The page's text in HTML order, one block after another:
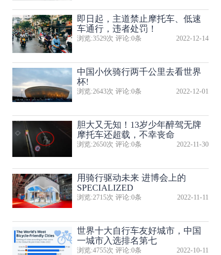
即日起，主道禁止摩托车、低速
车通行，违者处罚！
浏览:3529次 评论:0条 2022-12-14
中国小伙骑行两千公里去看世界
杯!
浏览:2643次 评论:0条 2022-12-01
胆大又无知！13岁少年醉驾无牌
摩托车还超载，不幸丧命
浏览:2650次 评论:0条 2022-11-30
用骑行驱动未来 进博会上的
SPECIALIZED
浏览:2715次 评论:0条 2022-11-11
世界十大自行车友好城市，中国
一城市入选排名第七
浏览:4755次 评论:0条 2022-10-11